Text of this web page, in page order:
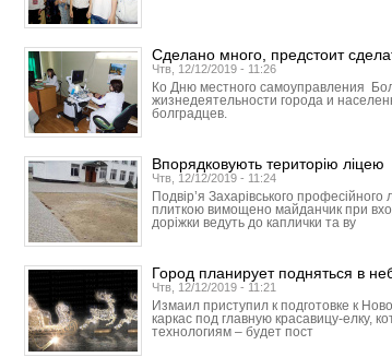
Сделано много, предстоит
Чтв, 12/12/2019 - 11:26
Ко Дню местного самоуправления
жизнедеятельности города и
болградцев.
Впорядковують територію ліцею
Чтв, 12/12/2019 - 11:24
Подвір’я Захарівського
плиткою вимощено майданчик при
доріжки ведуть до каплички та ву
Город планирует подняться в
Чтв, 12/12/2019 - 11:21
Измаил приступил к подготовке к
каркас под главную красавицу-елку,
технологиям – будет пост